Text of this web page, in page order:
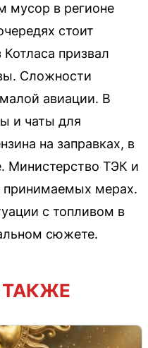
мусор в регионе
стоит
призвал
Сложности
авиации. В
и чаты для
на заправках, в
Министерство ТЭК и
мерах.
с топливом в
сюжете.
ТАКЖЕ